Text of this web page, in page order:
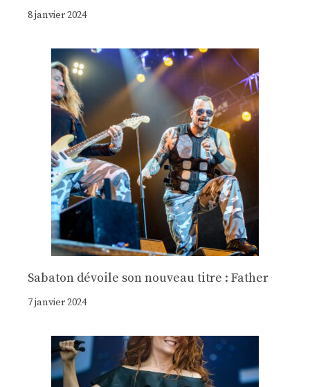
8 janvier 2024
Sabaton dévoile son nouveau titre : Father
7 janvier 2024